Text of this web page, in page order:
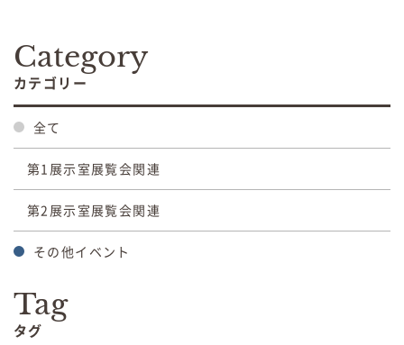
Category
カテゴリー
全て
第1展示室展覧会関連
第2展示室展覧会関連
その他イベント
Tag
タグ